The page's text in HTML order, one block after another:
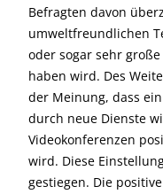
Befragten davon
umweltfreundlichen
oder sogar sehr
haben wird. Des
der Meinung, dass
durch neue Dienste
Videokonferenzen
wird. Diese
gestiegen. Die